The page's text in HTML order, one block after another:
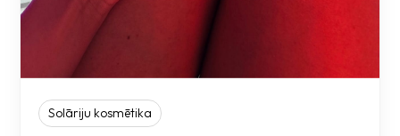
Solāriju kosmētika